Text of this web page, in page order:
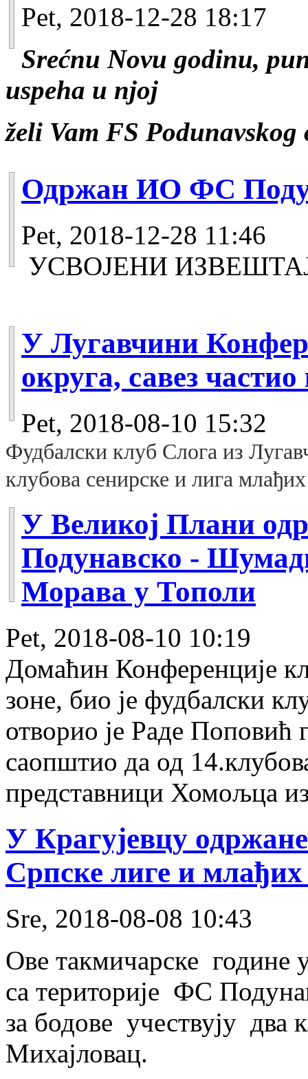
Pet, 2018-12-28 18:17
Srećnu Novu godinu,
uspeha u njoj
želi Vam FS Podunavskog
Одржан ИО ФС
Pet, 2018-12-28 11:46
УСВОЈЕНИ
У Лугавчини
округа, савез
Pet, 2018-08-10 15:32
Фудбалски клуб Слога из
клубова сенирске и лига
У Великој Плани
Подунавско -
Морава у Тополи
Pet, 2018-08-10 10:19
Домаћин Конференције
зоне, био је фудбалски
отворио је Раде
саопштио да од
представници Хомољца
У Крагујевцу
Српске лиге и млађих
Sre, 2018-08-08 10:43
Ове такмичарске године
са територије ФС
за бодове учествују два
Михајловац.